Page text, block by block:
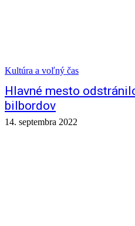
Kultúra a voľný čas
Hlavné mesto
bilbordov
14. septembra 2022